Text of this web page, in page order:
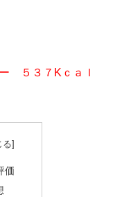
５３７Kｃａｌ
価